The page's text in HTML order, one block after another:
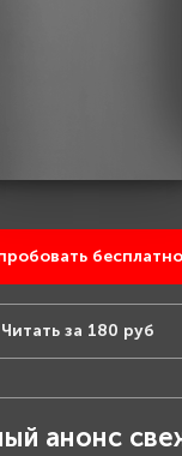
бесплатно
Читать за 180 руб
анонс